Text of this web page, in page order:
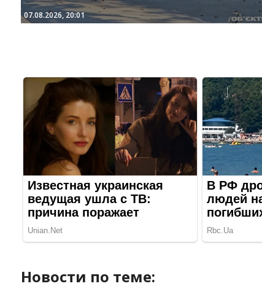
07.08.2026, 20:01
Новости по теме: